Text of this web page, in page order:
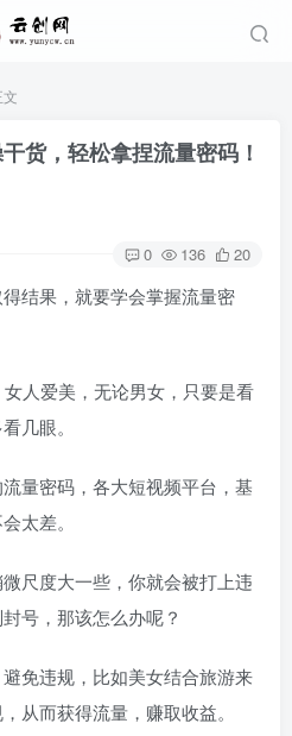
文
货，轻松拿捏流量密码！
0 136 20
结果，就要学会掌握流量密
人爱美，无论男女，只要是看
几眼。
量密码，各大短视频平台，基
太差。
尺度大一些，你就会被打上违
号，那该怎么办呢？
免违规，比如美女结合旅游来
从而获得流量，赚取收益。